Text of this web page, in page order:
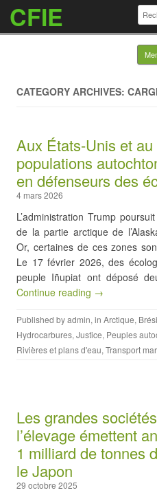
CFIE
CATEGORY ARCHIVES:
Aux États-Unis et
populations
en défenseurs des
4 mars 2026
L’administration Trump
de la partie arctique de
Or, certaines de ces zones
Le 17 février 2026, des
peuple Iñupiat ont déposé
Continue reading →
Published byadmin, in Arctique,
Hydrocarbures, Justice, Peuples
Rivières et plans d'eau, Transport
Les grandes
l’élevage émettent
1 milliard de tonnes
le Japon
29 octobre 2025